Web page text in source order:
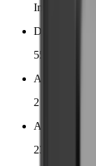
Integreret,
Dimensioner
55.5 x 58.6 x
Antal
2 zoner
Antal flasker
23